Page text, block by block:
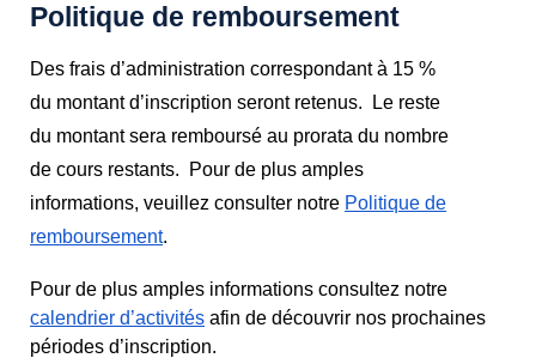
Politique de remboursement
Des frais d’administration correspondant à 15 %
du montant d’inscription seront retenus. Le reste
du montant sera remboursé au prorata du nombre
de cours restants.
Pour de plus amples
informations, veuillez consulter notre Politique de
remboursement.
Pour de plus amples informations consultez notre
calendrier d’activités afin de découvrir nos prochaines
périodes d’inscription.